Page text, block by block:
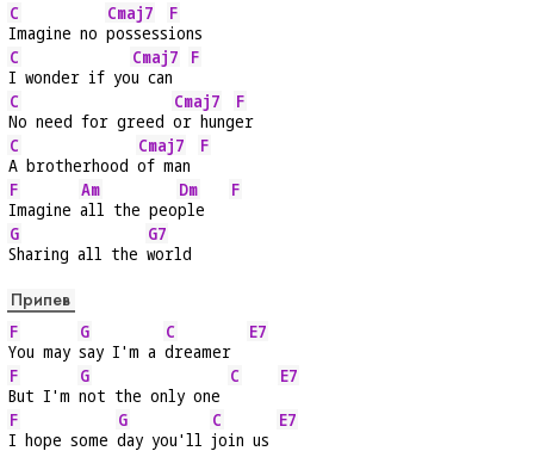
C
Imagine no
Cmaj7
possess
F
ions
C
I wonder if yo
Cmaj7
u can
F
C
No need for greed
Cmaj7
or hung
F
er
C
A brotherhood
Cmaj7
of man
F
F
Imagine
Am
all the peo
Dm
ple
F
G
Sharing all the
G7
world
Припев
F
You may
G
say I'm a
C
dreamer
E7
F
But I'm
G
not the only one
C
E7
F
I hope some
G
day you'll
C
join us
E7